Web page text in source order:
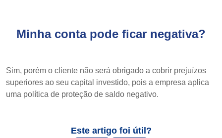
Minha conta pode ficar negativa?
Sim, porém o cliente não será obrigado a cobrir prejuízos
superiores ao seu capital investido, pois a empresa aplica
uma política de proteção de saldo negativo.
Este artigo foi útil?